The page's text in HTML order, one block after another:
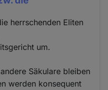
herrschenden Eliten
um.
Säkulare bleiben
werden konsequent